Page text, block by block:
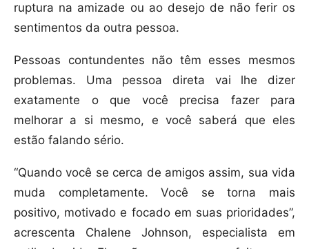
ruptura na amizade ou ao desejo de não ferir os
sentimentos da outra pessoa.
Pessoas contundentes não têm esses mesmos
problemas. Uma pessoa direta vai lhe dizer
exatamente o que você precisa fazer para
melhorar a si mesmo, e você saberá que eles
estão falando sério.
“Quando você se cerca de amigos assim, sua vida
muda completamente. Você se torna mais
positivo, motivado e focado em suas prioridades”,
acrescenta Chalene Johnson, especialista em